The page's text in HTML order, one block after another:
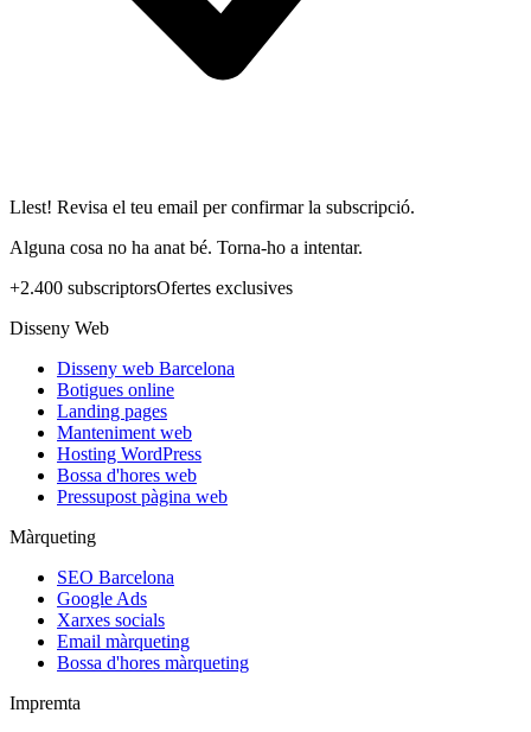
Llest! Revisa el teu email per confirmar la subscripció.
Alguna cosa no ha anat bé. Torna-ho a intentar.
+2.400 subscriptorsOfertes exclusives
Disseny Web
Disseny web Barcelona
Botigues online
Landing pages
Manteniment web
Hosting WordPress
Bossa d'hores web
Pressupost pàgina web
Màrqueting
SEO Barcelona
Google Ads
Xarxes socials
Email màrqueting
Bossa d'hores màrqueting
Impremta